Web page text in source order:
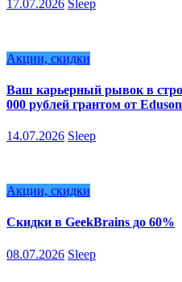
17.07.2026 Sleep
Акции, скидки
Ваш карьерный рывок в
000 рублей грантом от Eduson
14.07.2026 Sleep
Акции, скидки
Скидки в GeekBrains до 60%
08.07.2026 Sleep